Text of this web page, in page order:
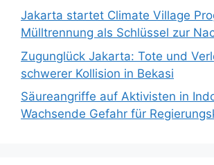
Jakarta startet Climate Village
Mülltrennung als Schlüssel zur
Zugunglück Jakarta: Tote und
schwerer Kollision in Bekasi
Säureangriffe auf Aktivisten in
Wachsende Gefahr für